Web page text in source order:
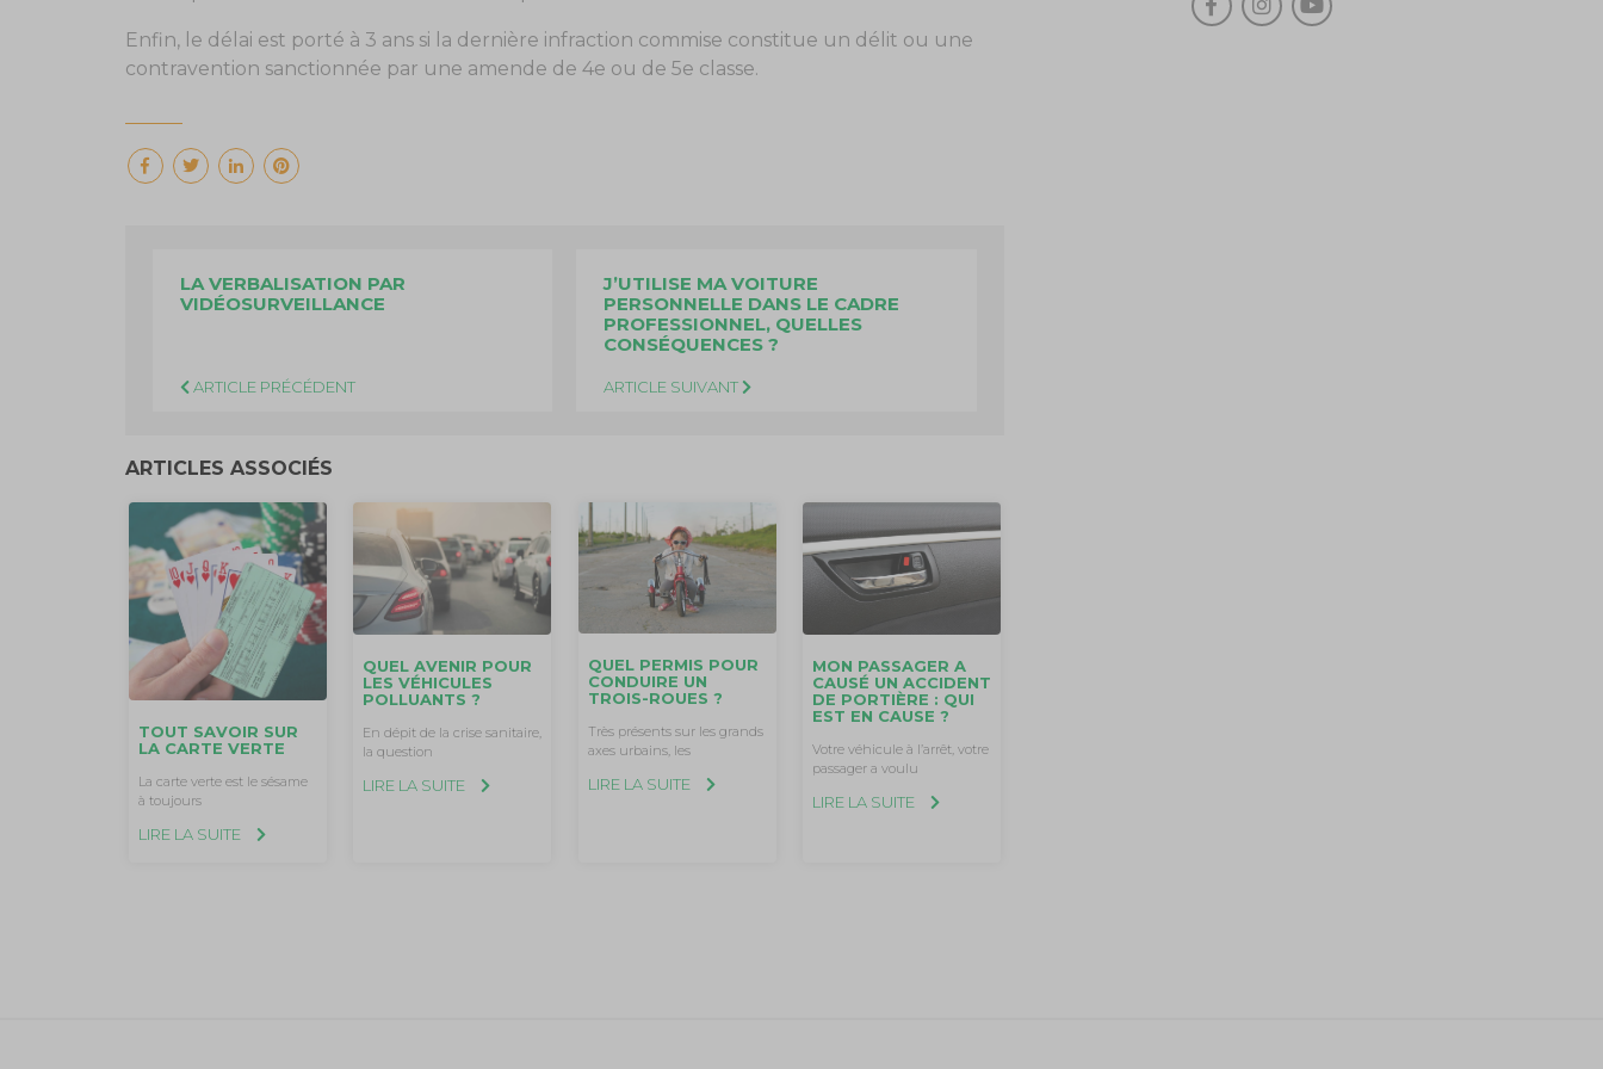
Enfin, le délai est porté à 3 ans si la dernière infraction commise constitue un délit ou une
contravention sanctionnée par une amende de 4e ou de 5e classe.
LA VERBALISATION PAR
VIDÉOSURVEILLANCE
ARTICLE PRÉCÉDENT
J’UTILISE MA VOITURE
PERSONNELLE DANS LE CADRE
PROFESSIONNEL, QUELLES
CONSÉQUENCES ?
ARTICLE SUIVANT
ARTICLES ASSOCIÉS
TOUT SAVOIR SUR
LA CARTE VERTE
La carte verte est le sésame
à toujours
LIRE LA SUITE
QUEL AVENIR POUR
LES VÉHICULES
POLLUANTS ?
En dépit de la crise sanitaire,
la question
LIRE LA SUITE
QUEL PERMIS POUR
CONDUIRE UN
TROIS-ROUES ?
Très présents sur les grands
axes urbains, les
LIRE LA SUITE
MON PASSAGER A
CAUSÉ UN ACCIDENT
DE PORTIÈRE : QUI
EST EN CAUSE ?
Votre véhicule à l’arrêt, votre
passager a voulu
LIRE LA SUITE